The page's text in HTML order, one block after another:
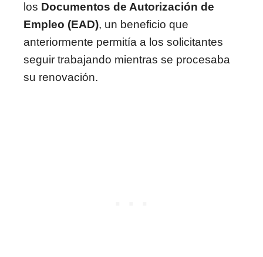
los Documentos de Autorización de
Empleo (EAD), un beneficio que
anteriormente permitía a los solicitantes
seguir trabajando mientras se procesaba
su renovación.